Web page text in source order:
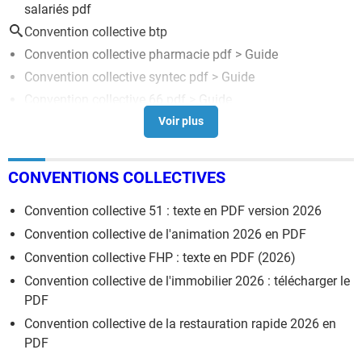
salariés pdf
Convention collective btp
Convention collective pharmacie pdf > Guide
Convention collective syntec pdf > Guide
Convention collective restauration pdf
CONVENTIONS COLLECTIVES
Convention collective 51 : texte en PDF version 2026
Convention collective de l'animation 2026 en PDF
Convention collective FHP : texte en PDF (2026)
Convention collective de l'immobilier 2026 : télécharger le
PDF
Convention collective de la restauration rapide 2026 en
PDF